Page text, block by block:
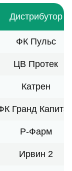
Дистрибутор
ФК Пульс
ЦВ Протек
Катрен
Гранд
Р-Фарм
Ирвин 2